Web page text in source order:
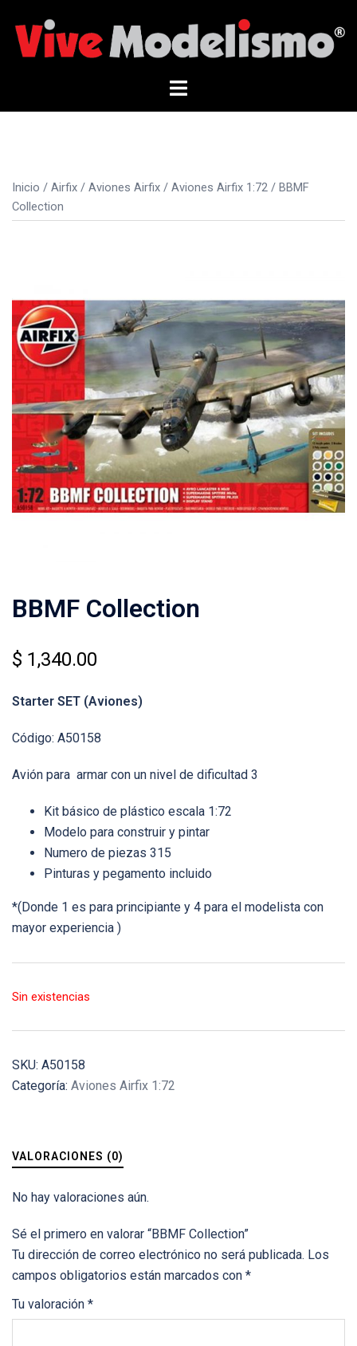
contenido
Alternar
Inicio / Airfix / Aviones Airfix / Aviones Airfix 1:72 / BBMF
Collection
BBMF Collection
$ 1,340.00
Starter SET (Aviones)
Código: A50158
Avión para armar con un nivel de dificultad 3
Kit básico de plástico escala 1:72
Modelo para construir y pintar
Numero de piezas 315
Pinturas y pegamento incluido
*(Donde 1 es para principiante y 4 para el modelista con
mayor experiencia )
Sin existencias
SKU: A50158
Categoría: Aviones Airfix 1:72
VALORACIONES (0)
No hay valoraciones aún.
Sé el primero en valorar “BBMF Collection”
Tu dirección de correo electrónico no será publicada. Los
campos obligatorios están marcados con *
Tu valoración *